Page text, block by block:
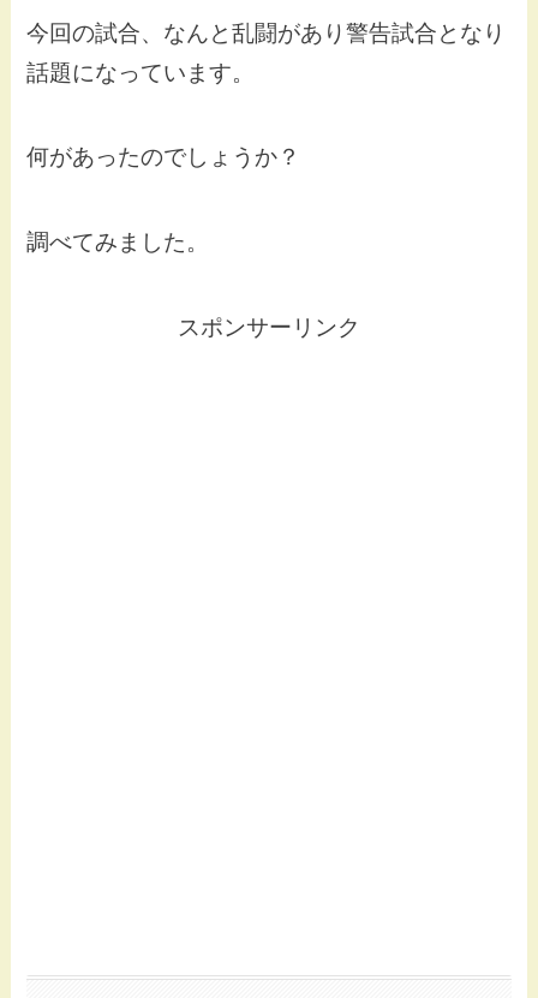
今回の試合、なんと乱闘があり警告試合となり
話題になっています。
何があったのでしょうか？
調べてみました。
スポンサーリンク